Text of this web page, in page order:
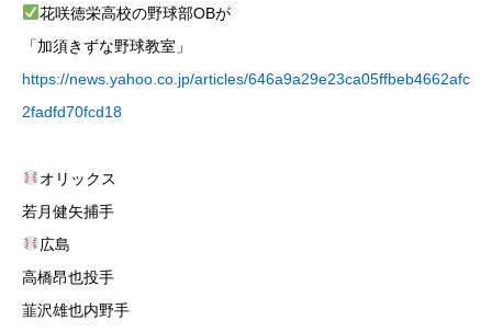
花咲徳栄高校の野球部OBが
「加須きずな野球教室」
https://news.yahoo.co.jp/articles/646a9a29e23ca05ffbeb4662afc
2fadfd70fcd18
オリックス
若月健矢捕手
広島
高橋昂也投手
韮沢雄也内野手